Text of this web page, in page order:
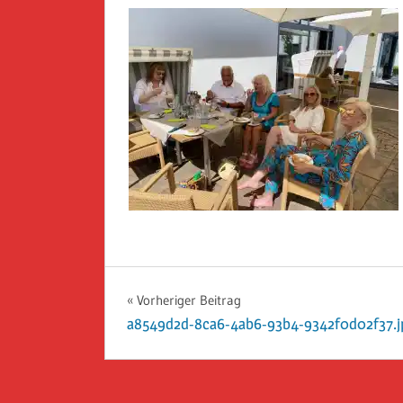
Beitragsnavigation
Vorheriger Beitrag
a8549d2d-8ca6-4ab6-93b4-